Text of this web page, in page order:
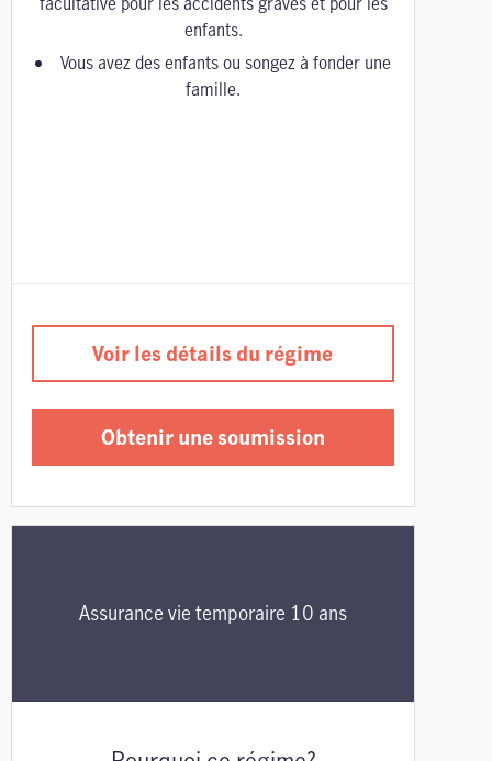
enfants.
Vous avez des enfants ou songez à fonder une
famille.
Voir les détails du régime
Obtenir une soumission
Assurance vie temporaire 10 ans